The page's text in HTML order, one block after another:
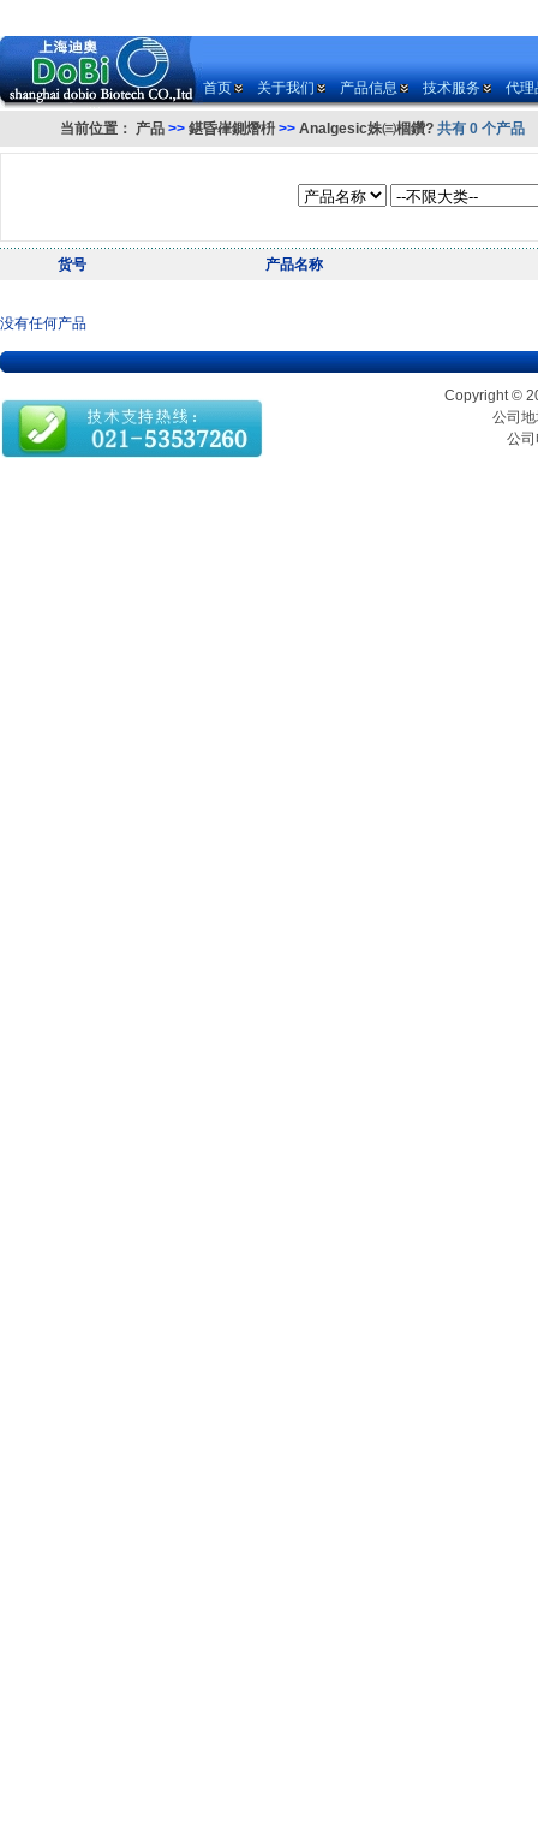
首页 关于我们 产品信息 技术服务 代理
当前位置： 产品 >> 鍖昏嵂鍘熸枡 >> Analgesic姝㈢棝鑽? 共有 0 个产品
货号 产品名称
没有任何产品
Copyright ©
公司
公